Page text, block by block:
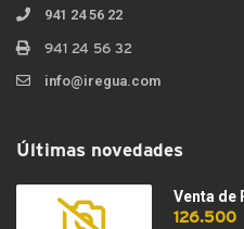
941 24 56 22
941 24 56 32
info@iregua.com
Últimas novedades
Venta de